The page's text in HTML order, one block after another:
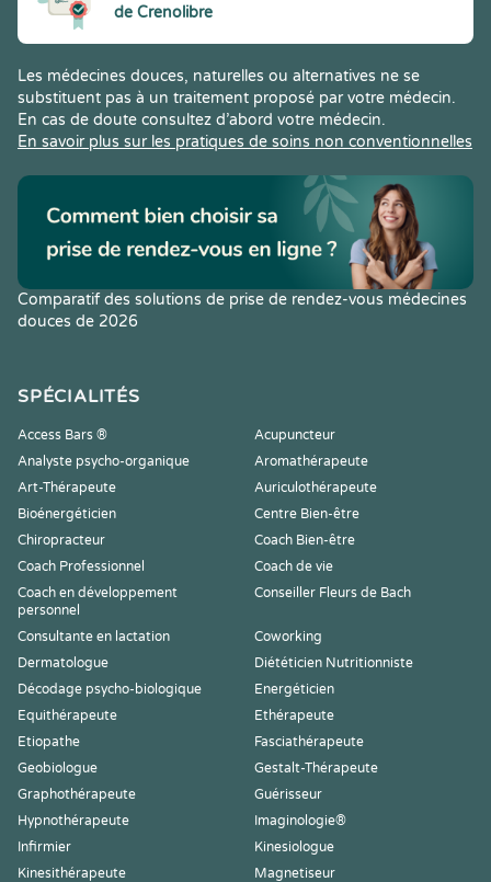
de Crenolibre
Les médecines douces, naturelles ou alternatives ne se
substituent pas à un traitement proposé par votre médecin.
En cas de doute consultez d’abord votre médecin.
En savoir plus sur les pratiques de soins non conventionnelles
Comparatif des solutions de prise de rendez-vous médecines
douces de 2026
SPÉCIALITÉS
Access Bars ®
Acupuncteur
Analyste psycho-organique
Aromathérapeute
Art-Thérapeute
Auriculothérapeute
Bioénergéticien
Centre Bien-être
Chiropracteur
Coach Bien-être
Coach Professionnel
Coach de vie
Coach en développement
personnel
Conseiller Fleurs de Bach
Consultante en lactation
Coworking
Dermatologue
Diététicien Nutritionniste
Décodage psycho-biologique
Energéticien
Equithérapeute
Ethérapeute
Etiopathe
Fasciathérapeute
Geobiologue
Gestalt-Thérapeute
Graphothérapeute
Guérisseur
Hypnothérapeute
Imaginologie®
Infirmier
Kinesiologue
Kinesithérapeute
Magnetiseur